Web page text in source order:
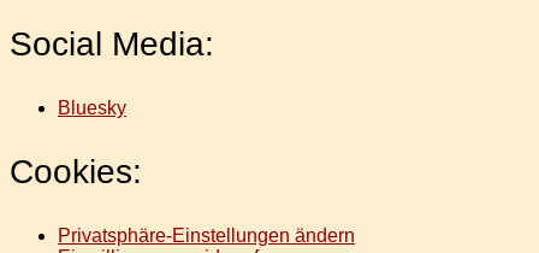
Social Media:
Bluesky
Cookies:
Privatsphäre-Einstellungen ändern